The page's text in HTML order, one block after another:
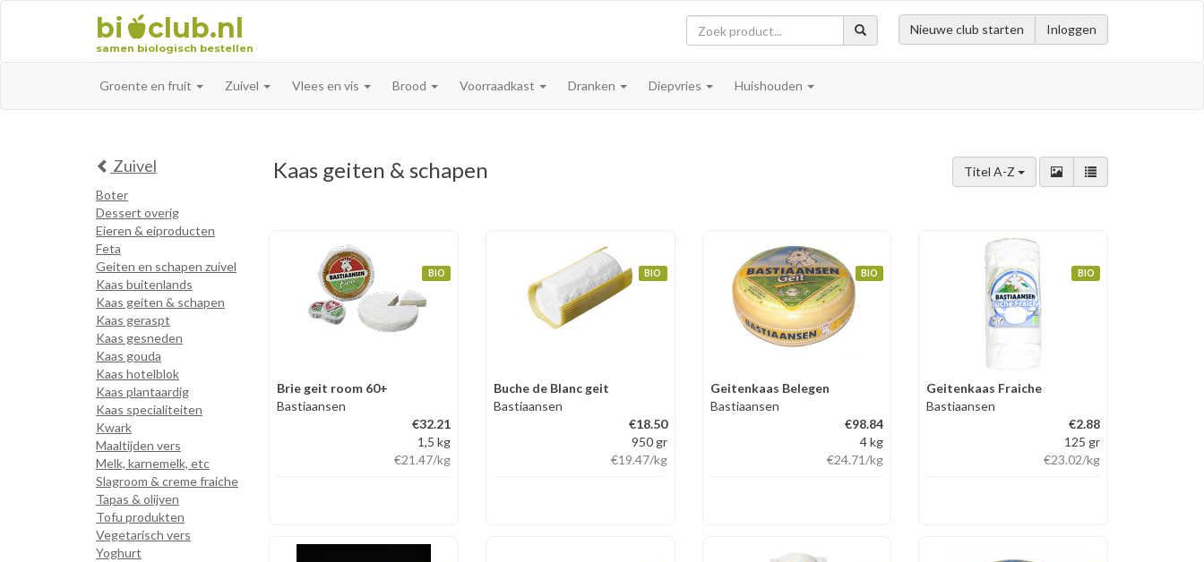
bi club.nl
samen biologisch bestellen
Nieuwe club starten Inloggen
Groente en fruit Zuivel Vlees en vis Brood Voorraadkast Dranken Diepvries Huishouden
Zuivel
Boter
Dessert overig
Eieren & eiproducten
Feta
Geiten en schapen zuivel
Kaas buitenlands
Kaas geiten & schapen
Kaas geraspt
Kaas gesneden
Kaas gouda
Kaas hotelblok
Kaas plantaardig
Kaas specialiteiten
Kwark
Maaltijden vers
Melk, karnemelk, etc
Slagroom & creme fraiche
Tapas & olijven
Tofu produkten
Vegetarisch vers
Yoghurt
Kaas geiten & schapen Titel A-Z
BIO
Brie geit room 60+
Bastiaansen
€32.21
1,5 kg
€21.47/kg
BIO
Buche de Blanc geit
Bastiaansen
€18.50
950 gr
€19.47/kg
BIO
Geitenkaas Belegen
Bastiaansen
€98.84
4 kg
€24.71/kg
BIO
Geitenkaas Fraiche
Bastiaansen
€2.88
125 gr
€23.02/kg